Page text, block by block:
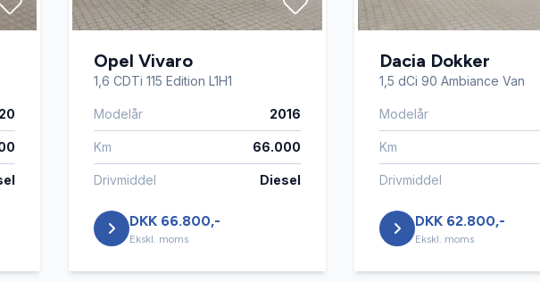
Opel Vivaro
1,6 CDTi 115 Edition L1H1
Modelår 2016
Km 66.000
Drivmiddel Diesel
DKK 66.800,-
Ekskl. moms
Dacia Dokker
1,5 dCi 90 Ambiance Van
Modelår
Km
Drivmiddel
DKK 62.800,-
Ekskl. moms